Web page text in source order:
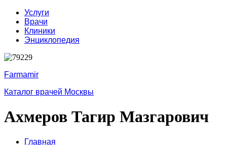
Услуги
Врачи
Клиники
Энциклопедия
Farmamir
Каталог врачей Москвы
Ахмеров Тагир Мазгарович
Главная